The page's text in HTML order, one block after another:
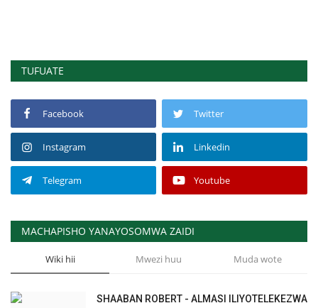
TUFUATE
Facebook Twitter
Instagram Linkedin
Telegram Youtube
MACHAPISHO YANAYOSOMWA ZAIDI
Wiki hii Mwezi huu Muda wote
SHAABAN ROBERT - ALMASI ILIYOTELEKEZWA